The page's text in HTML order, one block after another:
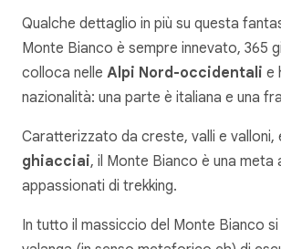
Qualche dettaglio in più su questa
Monte Bianco è sempre innevato, 365
colloca nelle Alpi Nord-occidentali e
nazionalità: una parte è italiana e una
Caratterizzato da creste, valli e
ghiacciai, il Monte Bianco è una meta
appassionati di trekking.
In tutto il massiccio del Monte Bianco